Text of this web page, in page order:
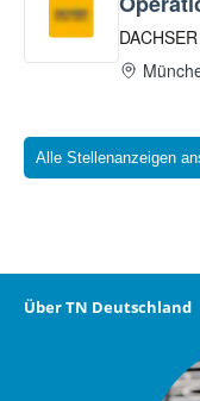
Alle Stellenanzeigen
Über TN Deutschland